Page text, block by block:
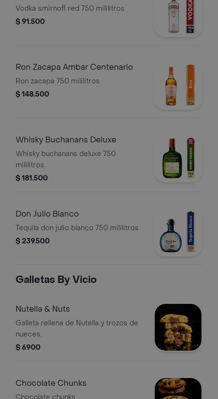
Vodka smirnoff red 750 mililitros
$ 91.500
Ron Zacapa Ambar Centenario
Ron zacapa 750 mililitros
$ 148.500
Whisky Buchanans Deluxe
Whisky buchanans deluxe 750
mililitros
$ 181.500
Don Julio Blanco
Tequila don julio blanco 750 mililitros
$ 239.500
Galletas By Vicio
Nutella & Nuts
Galleta rellena de Nutella y trozos de
nueces.
$ 6900
Chocolate Chunks